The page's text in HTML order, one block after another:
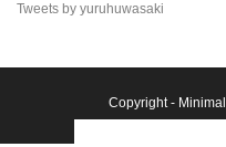
Tweets by yuruhuwasaki
Copyright - Minimal